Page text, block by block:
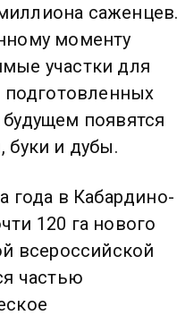
моменту
участки для
подготовленных
появятся
буки и дубы.
года в Кабардино-
120 га нового
всероссийской
частью